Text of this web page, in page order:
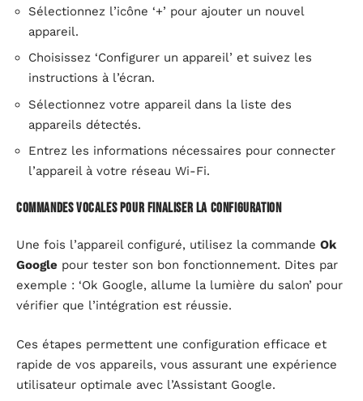
Sélectionnez l’icône ‘+’ pour ajouter un nouvel
appareil.
Choisissez ‘Configurer un appareil’ et suivez les
instructions à l’écran.
Sélectionnez votre appareil dans la liste des
appareils détectés.
Entrez les informations nécessaires pour connecter
l’appareil à votre réseau Wi-Fi.
Commandes vocales pour finaliser la configuration
Une fois l’appareil configuré, utilisez la commande Ok
Google pour tester son bon fonctionnement. Dites par
exemple : ‘Ok Google, allume la lumière du salon’ pour
vérifier que l’intégration est réussie.
Ces étapes permettent une configuration efficace et
rapide de vos appareils, vous assurant une expérience
utilisateur optimale avec l’Assistant Google.